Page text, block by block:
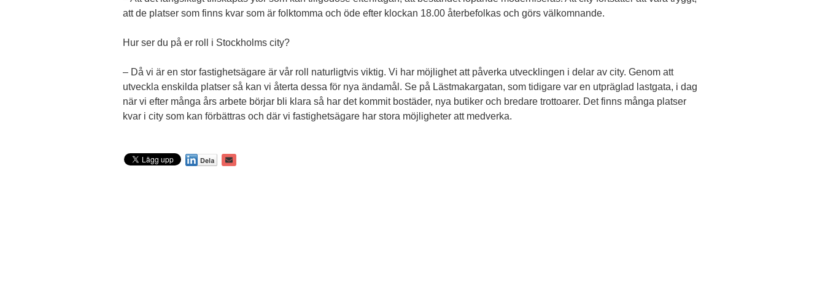
att de platser som finns kvar som är folktomma och öde efter klockan 18.00 återbefolkas och görs välkomnande.
Hur ser du på er roll i Stockholms city?
– Då vi är en stor fastighetsägare är vår roll naturligtvis viktig. Vi har möjlighet att påverka utvecklingen i delar av city. Genom att
utveckla enskilda platser så kan vi återta dessa för nya ändamål. Se på Lästmakargatan, som tidigare var en utpräglad lastgata, i dag
när vi ­efter många års arbete börjar bli klara så har det kommit bostäder, nya butiker och bredare trottoarer. Det finns många platser
kvar i city som kan förbättras och där vi fastighetsägare har stora möjligheter att medverka.